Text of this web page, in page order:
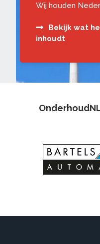
Wij houden
Bekijk wat
inhoudt